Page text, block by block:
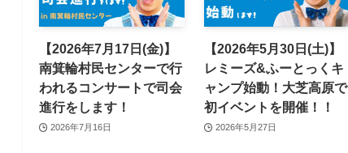
【2026年7月17日(金)】
南箕輪村民センターで行
われるコンサートで司会
進行をします！
2026年7月16日
【2026年5月30日(土)】
レミーズ&ふーとっくキ
ャンプ始動！大芝高原で
初イベントを開催！！
2026年5月27日